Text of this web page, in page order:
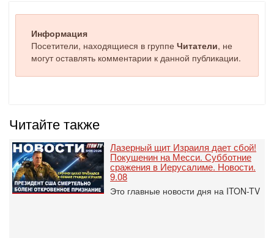
Информация
Посетители, находящиеся в группе Читатели, не
могут оставлять комментарии к данной публикации.
Читайте также
Лазерный щит Израиля дает сбой!
Покушенин на Месси. Субботние
сражения в Иерусалиме. Новости.
9.08
Это главные новости дня на ITON-TV